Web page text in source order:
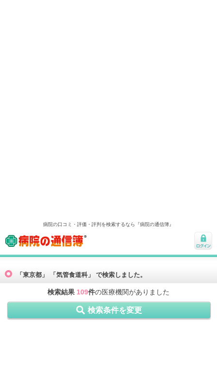
病院の口コミ・評価・評判を検索するなら『病院の通信簿』
病院の通信簿
ログ
「東京都」 「気管食道科」 で検索しました。
検索結果 109件の医療機関がありました
検索条件を変更